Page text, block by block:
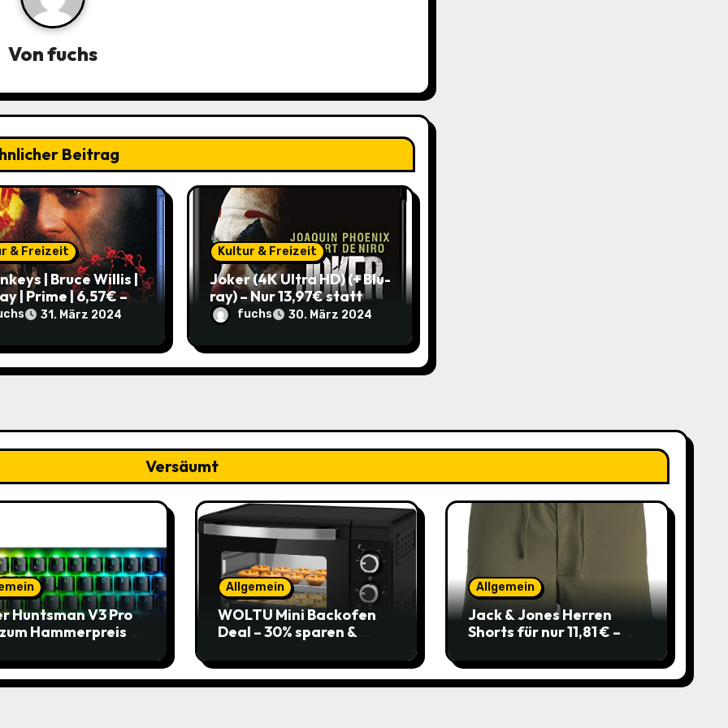
Vonfuchs
Beitrag
& Freizeit
| Bruce Willis |
| Prime | 6,57€ –
im Vergleich
Preis!
31. März 2024
Kultur & Freizeit
Joker (4K Ultra HD) (+ Blu-
ray) – Nur 13,97€ statt
22,98€! Hol dir den
ikonischen Film zum
Schnäppchenpreis!
fuchs 30. März 2024
Versäumt
Huntsman V3 Pro
Hammerpreis –
Allgemein
WOLTU Mini Backofen
Deal – 30% sparen &
Allgemein
Jack & Jones Herren
Shorts für nur 11,81 € –